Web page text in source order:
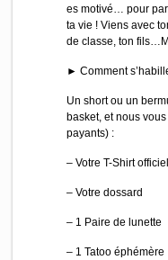
es motivé… pour
ta vie ! Viens avec
de classe, ton
► Comment
Un short ou un
basket, et nous
payants) :
– Votre T-Shirt
– Votre dossard
– 1 Paire de lunette
– 1 Tatoo éphémère